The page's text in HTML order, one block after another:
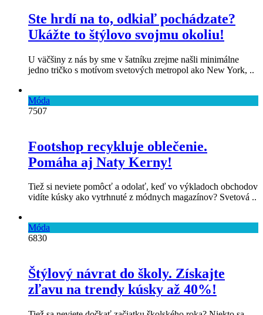
Ste hrdí na to, odkiaľ pochádzate?
Ukážte to štýlovo svojmu okoliu!
U väčšiny z nás by sme v šatníku zrejme našli minimálne
jedno tričko s motívom svetových metropol ako New York, ..
Móda
7507
Footshop recykluje oblečenie.
Pomáha aj Naty Kerny!
Tiež si neviete pomôcť a odolať, keď vo výkladoch obchodov
vidíte kúsky ako vytrhnuté z módnych magazínov? Svetová ..
Móda
6830
Štýlový návrat do školy. Získajte
zľavu na trendy kúsky až 40%!